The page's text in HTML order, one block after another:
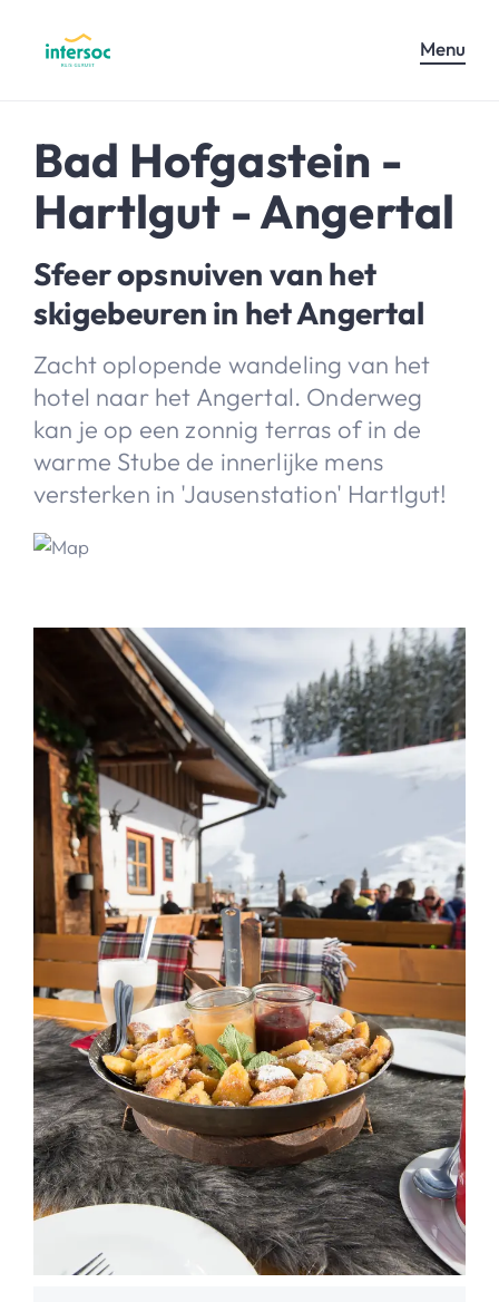
Menu
Bad Hofgastein -
Hartlgut - Angertal
Sfeer opsnuiven van het
skigebeuren in het Angertal
Zacht oplopende wandeling van het
hotel naar het Angertal. Onderweg
kan je op een zonnig terras of in de
warme Stube de innerlijke mens
versterken in 'Jausenstation' Hartlgut!